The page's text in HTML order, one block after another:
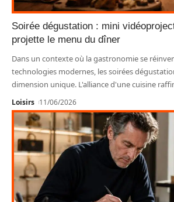
Soirée dégustation : mini
projette le menu du dîner
Dans un contexte où la gastronomie se
technologies modernes, les soirées
dimension unique. L'alliance d'une cuisine
Loisirs 11/06/2026